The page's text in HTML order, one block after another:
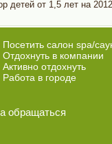
детей от 1,5 лет на
Посетить салон spa/
Отдохнуть в компании
Активно отдохнуть
Работа в городе
обращаться